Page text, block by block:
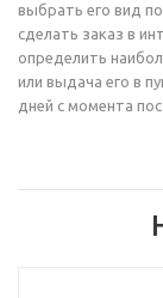
выбрать его вид
сделать заказ в
определить
или выдача его в
дней с момента